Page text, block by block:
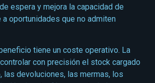
espera y mejora la capacidad de
oportunidades que no admiten
tiene un coste operativo. La
con precisión el stock cargado
las devoluciones, las mermas, los